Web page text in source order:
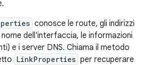
conosce le route, gli indirizzi
dell'interfaccia, le informazioni
e i server DNS. Chiama il metodo
LinkProperties per recuperare